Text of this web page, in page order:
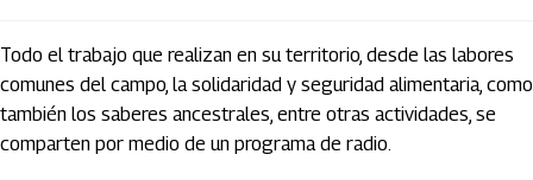
Todo el trabajo que realizan en su territorio, desde las labores
comunes del campo, la solidaridad y seguridad alimentaria, como
también los saberes ancestrales, entre otras actividades, se
comparten por medio de un programa de radio.